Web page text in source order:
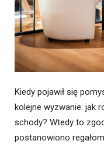
Kiedy pojawił się
kolejne wyzwanie: jak
schody? Wtedy to
postanowiono